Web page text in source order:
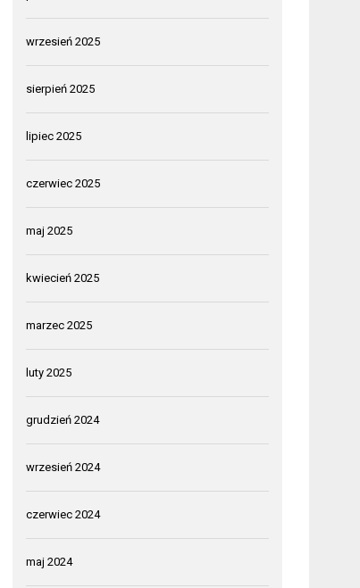
wrzesień 2025
sierpień 2025
lipiec 2025
czerwiec 2025
maj 2025
kwiecień 2025
marzec 2025
luty 2025
grudzień 2024
wrzesień 2024
czerwiec 2024
maj 2024